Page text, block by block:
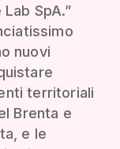
SpA.”
nuovi
territoriali
Brenta e
e le